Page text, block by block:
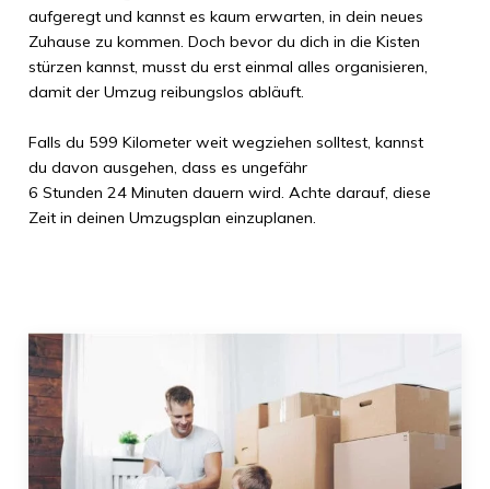
aufgeregt und kannst es kaum erwarten, in dein neues
Zuhause zu kommen. Doch bevor du dich in die Kisten
stürzen kannst, musst du erst einmal alles organisieren,
damit der Umzug reibungslos abläuft.
Falls du 599 Kilometerweit wegziehen solltest, kannst
du davon ausgehen, dass es ungefähr
6 Stunden 24 Minuten dauern wird. Achte darauf, diese
Zeit in deinen Umzugsplan einzuplanen.